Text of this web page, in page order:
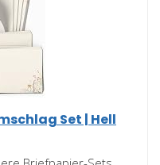
Set | Hell